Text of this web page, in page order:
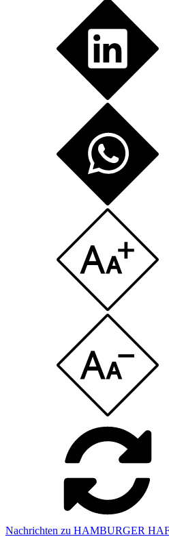
Nachrichten zu HAMBURGER